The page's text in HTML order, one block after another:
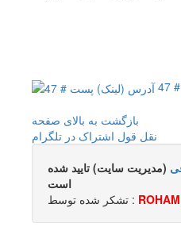
بازگشت به بالای صفحه
نقل قول اشتراک در تلگرام
(مدیریت سایت) تایید شده
است
تشکر شده توسط : ROHAM